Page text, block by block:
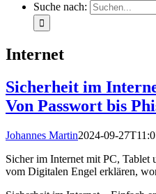
Suche nach:
Internet
Sicherheit im
Von Passwort bis
Johannes Martin2024-09-
Sicher im Internet mit PC, Tablet
vom Digitalen Engel erklären,